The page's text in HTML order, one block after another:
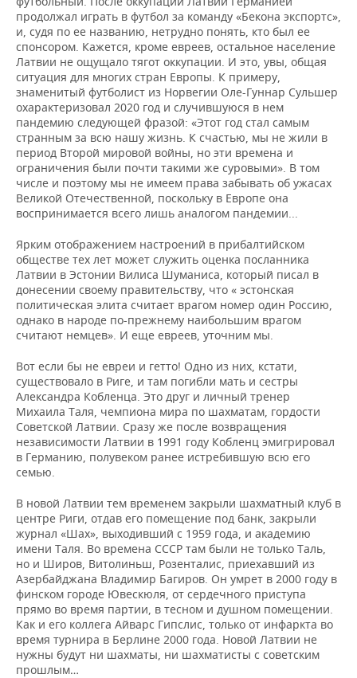
продолжал играть в футбол за команду «Бекона экспортс»,
и, судя по ее названию, нетрудно понять, кто был ее
спонсором. Кажется, кроме евреев, остальное население
Латвии не ощущало тягот оккупации. И это, увы, общая
ситуация для многих стран Европы. К примеру,
знаменитый футболист из Норвегии Оле-Гуннар Сульшер
охарактеризовал 2020 год и случившуюся в нем
пандемию следующей фразой: «Этот год стал самым
странным за всю нашу жизнь. К счастью, мы не жили в
период Второй мировой войны, но эти времена и
ограничения были почти такими же суровыми». В том
числе и поэтому мы не имеем права забывать об ужасах
Великой Отечественной, поскольку в Европе она
воспринимается всего лишь аналогом пандемии...
Ярким отображением настроений в прибалтийском
обществе тех лет может служить оценка посланника
Латвии в Эстонии Вилиса Шуманиса, который писал в
донесении своему правительству, что « эстонская
политическая элита считает врагом номер один Россию,
однако в народе по-прежнему наибольшим врагом
считают немцев». И еще евреев, уточним мы.
Вот если бы не евреи и гетто! Одно из них, кстати,
существовало в Риге, и там погибли мать и сестры
Александра Кобленца. Это друг и личный тренер
Михаила Таля, чемпиона мира по шахматам, гордости
Советской Латвии. Сразу же после возвращения
независимости Латвии в 1991 году Кобленц эмигрировал
в Германию, полувеком ранее истребившую всю его
семью.
В новой Латвии тем временем закрыли шахматный клуб в
центре Риги, отдав его помещение под банк, закрыли
журнал «Шах», выходивший с 1959 года, и академию
имени Таля. Во времена СССР там были не только Таль,
но и Широв, Витолиньш, Розенталис, приехавший из
Азербайджана Владимир Багиров. Он умрет в 2000 году в
финском городе Ювескюля, от сердечного приступа
прямо во время партии, в тесном и душном помещении.
Как и его коллега Айварс Гипслис, только от инфаркта во
время турнира в Берлине 2000 года. Новой Латвии не
нужны будут ни шахматы, ни шахматисты с советским
прошлым…